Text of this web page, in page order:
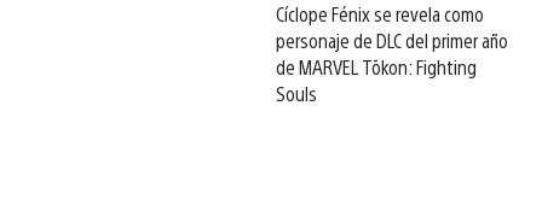
Cíclope Fénix se revela como
personaje de DLC del primer año
de MARVEL Tōkon: Fighting
Souls